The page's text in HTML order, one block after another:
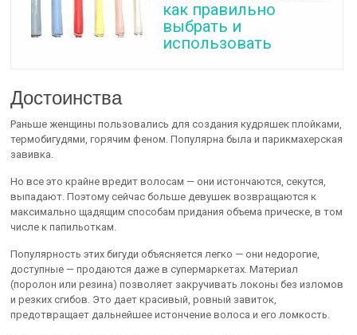
как правильно
выбрать и
использовать
Достоинства
Раньше женщины пользовались для создания кудряшек плойками,
термобигудями, горячим феном. Популярна была и парикмахерская
завивка.
Но все это крайне вредит волосам — они истончаются, секутся,
выпадают. Поэтому сейчас больше девушек возвращаются к
максимально щадящим способам придания объема прическе, в том
числе к папильоткам.
Популярность этих бигуди объясняется легко — они недорогие,
доступные — продаются даже в супермаркетах. Материал
(поролон или резина) позволяет закручивать локоны без изломов
и резких сгибов. Это дает красивый, ровный завиток,
предотвращает дальнейшее истончение волоса и его ломкость.